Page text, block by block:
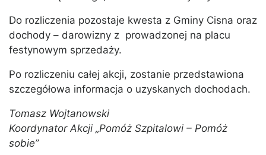
Do rozliczenia pozostaje kwesta z Gminy Cisna oraz
dochody – darowizny z prowadzonej na placu
festynowym sprzedaży.
Po rozliczeniu całej akcji, zostanie przedstawiona
szczegółowa informacja o uzyskanych dochodach.
Tomasz Wojtanowski
Koordynator Akcji „Pomóż Szpitalowi – Pomóż
sobie”